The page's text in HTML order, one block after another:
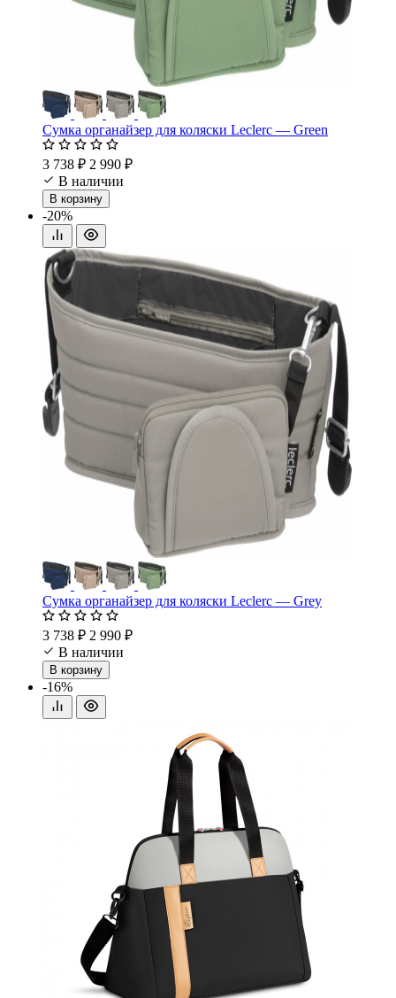
Сумка органайзер для коляски Leclerc — Green
3 738 ₽ 2 990 ₽
В наличии
В корзину
-20%
Сумка органайзер для коляски Leclerc — Grey
3 738 ₽ 2 990 ₽
В наличии
В корзину
-16%